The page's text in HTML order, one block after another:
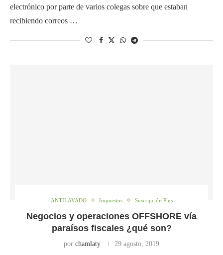
electrónico por parte de varios colegas sobre que estaban
recibiendo correos …
ANTILAVADO Impuestos Suscripción Plus
Negocios y operaciones OFFSHORE vía
paraísos fiscales ¿qué son?
por chamlaty 29 agosto, 2019